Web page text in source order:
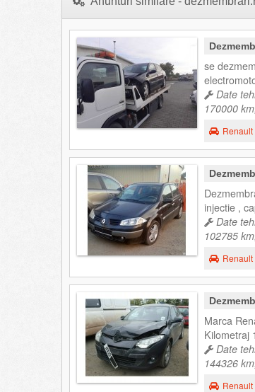
se
Date
170000
injectie ,
Date
102785
Marca
Kilometraj
Date
144326